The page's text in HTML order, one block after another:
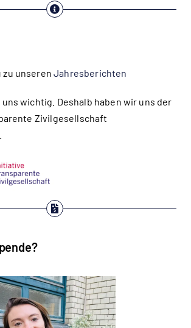
zu unserenJahresberichten
wichtig. Deshalb haben wir uns der
Zivilgesellschaft